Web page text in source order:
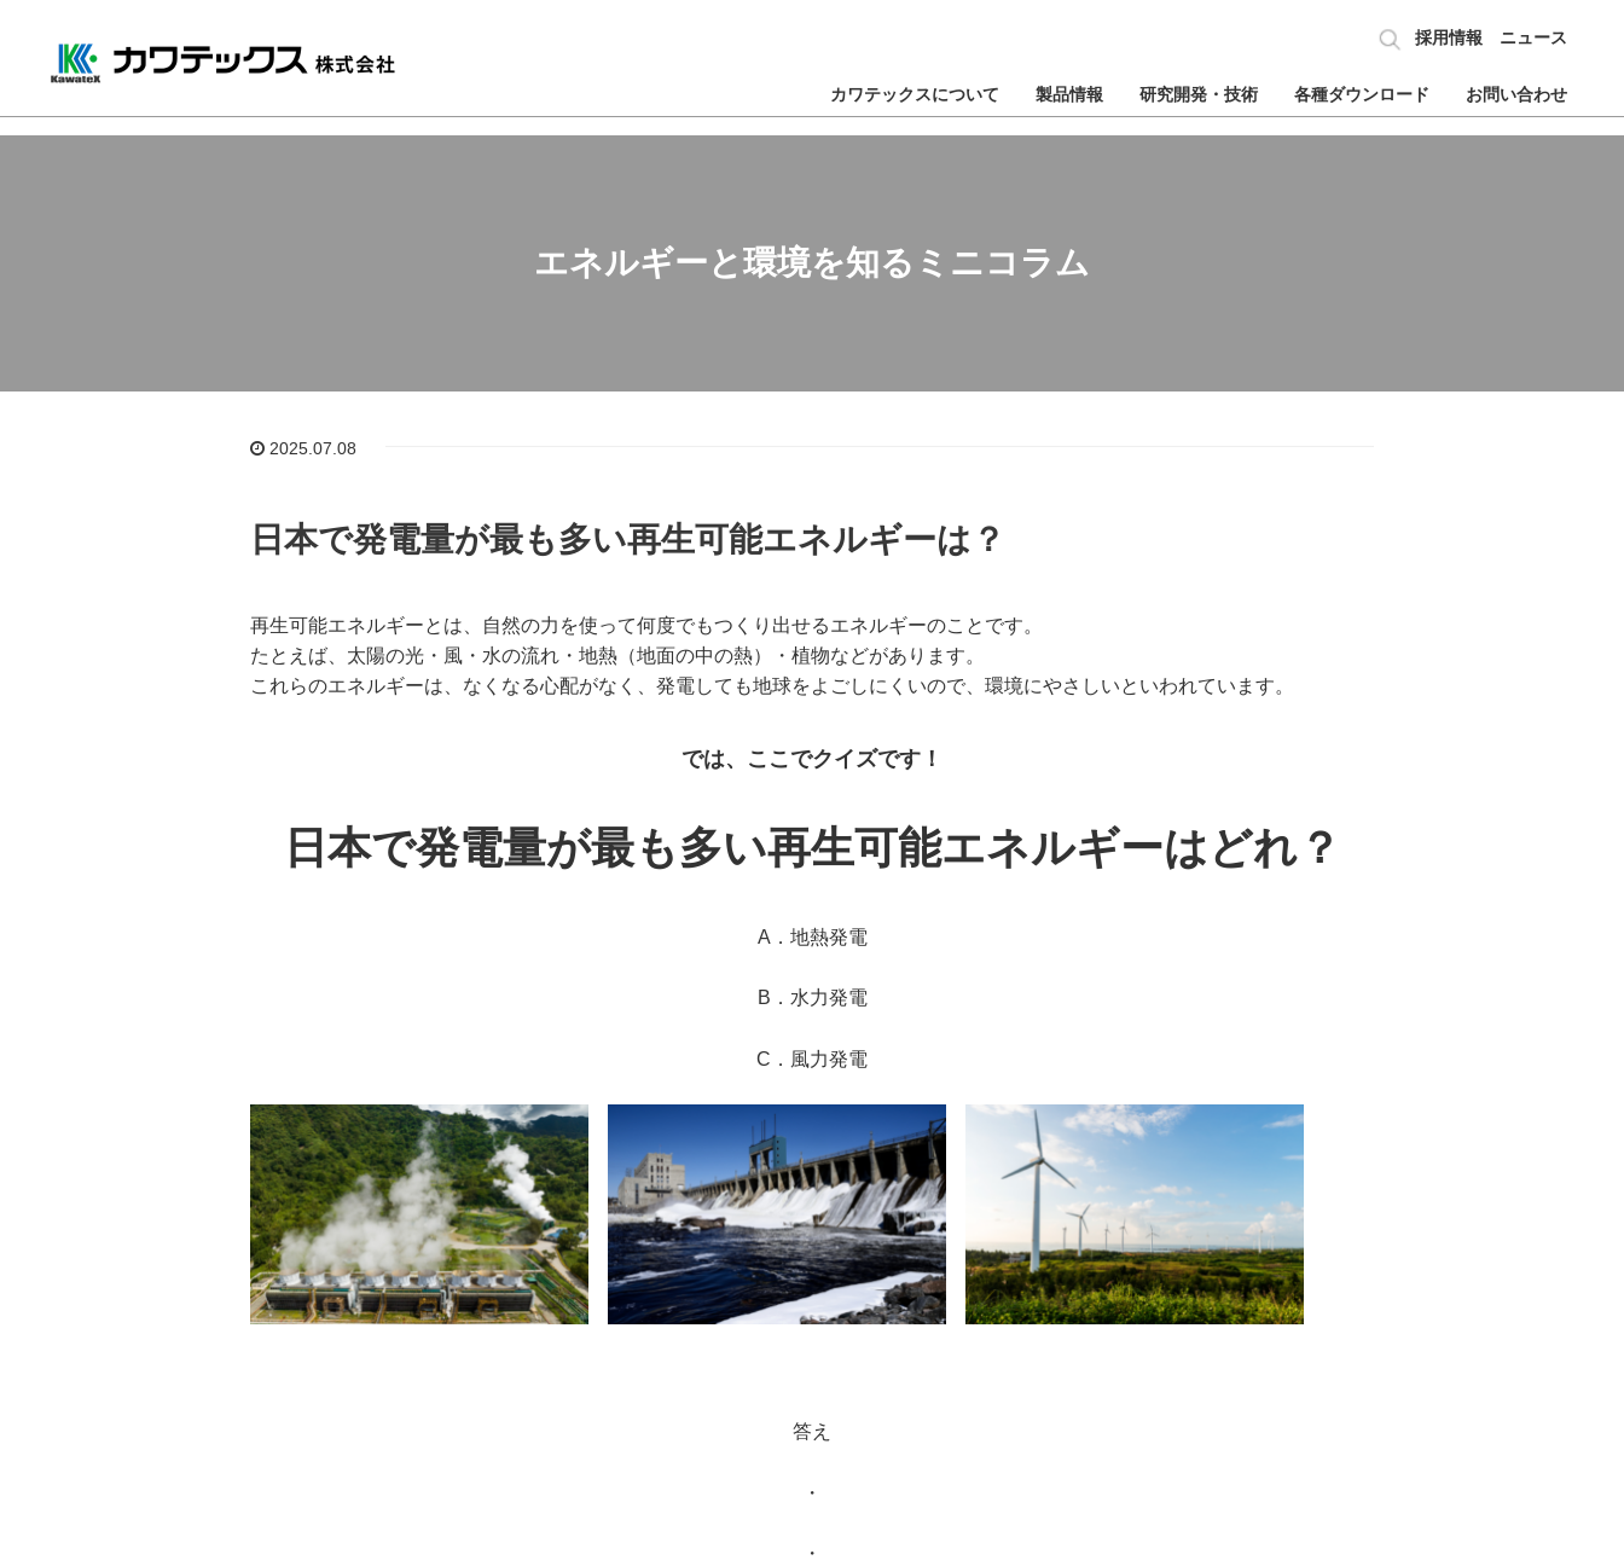
採用情報 ニュース
カワテックスについて 製品情報 研究開発・技術 各種ダウンロード お問い合わせ
エネルギーと環境を知るミニコラム
2025.07.08
日本で発電量が最も多い再生可能エネルギーは？
再生可能エネルギーとは、自然の力を使って何度でもつくり出せるエネルギーのことです。
たとえば、太陽の光・風・水の流れ・地熱（地面の中の熱）・植物などがあります。
これらのエネルギーは、なくなる心配がなく、発電しても地球をよごしにくいので、環境にやさしいといわれています。
では、ここでクイズです！
日本で発電量が最も多い再生可能エネルギーはどれ？
A．地熱発電
B．水力発電
C．風力発電
答え
・
・